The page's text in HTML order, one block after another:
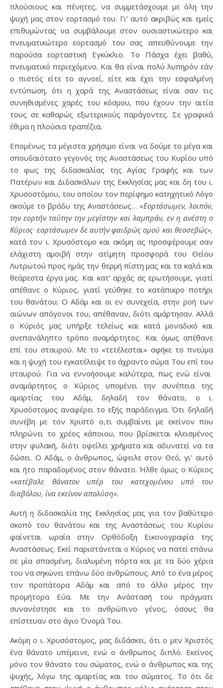
πλούσιους και πένητες, να συμμετάσχουμε με όλη την
ψυχή μας στον εορτασμό του. Γι’ αυτό ακριβώς και εμείς
επιθυμώντας να συμβάλουμε στον ουσιαστικώτερο και
πνευματικώτερο εορτασμό του σας απευθύνουμε την
παρούσα εορταστική Εγκύκλιο. Το Πάσχα έχει βαθύ,
πνευματικό περιεχόμενο. Και θα είναι πολύ λυπηρόν εάν
ο πιστός είτε το αγνοεί, είτε και έχει την εσφαλμένη
εντύπωση, ότι η χαρά της Αναστάσεως είναι σαν τις
συνηθισμένες χαρές του κόσμου, που έχουν την αιτία
τους σε καθαρώς εξωτερικούς παράγοντες. Σε γραφικά
έθιμα η πλούσια τραπέζια.
Επομένως τα μέγιστα χρήσιμο είναι να δούμε το μέγα και
σπουδαιότατο γεγονός της Αναστάσεως του Κυρίου υπό
το φως της διδασκαλίας της Αγίας Γραφής και των
Πατέρων και Διδασκάλων της Εκκλησίας μας και δη του ι.
Χρυσοστόμου, του οποίου τον περίφημο κατηχητικό Λόγο
ακούμε το βράδυ της Αναστάσεως… «Εορτάσωμεν, λοιπόν,
την εορτήν ταύτην την μεγίστην και λαμπράν, εν η ανέστη ο
Κύριοςˑ εορτάσωμεν δε αυτήν φαιδρώς ομού και θεοσεβώς»,
κατά τον ι. Χρυσόστομο και ακόμη ας προσφέρουμε σαν
ελάχιστη αμοιβή στην ατίμητη προσφορά του Θείου
Λυτρωτού προς ημάς την θερμή πίστη μας και τα καλά και
θεάρεστα έργα μας. Και κατ’ αρχάς ας ερωτήσουμε, γιατί
απέθανε ο Κύριος, γιατί γεύθηκε το κατάπικρο ποτήρι
του θανάτου; Ο Αδάμ και οι εν συνεχεία, στην ροή των
αιώνων απόγονοι του, απέθαναν, διότι αμάρτησαν. Αλλά
ο Κύριός μας υπήρξε τελείως και κατά μοναδικό και
ανεπανάληπτο τρόπο αναμάρτητος. Και όμως απέθανε
επί του σταυρού. Με το «τετέλεσται» αφήκε το πνεύμα
και η ψυχή του εγκατέλειψε το άχραντο σώμα Του επί του
σταυρού. Για να εννοήσουμε καλύτερα, πως ενώ είναι
αναμάρτητος ο Κύριος υπομένει την συνέπεια της
αμαρτίας του Αδάμ, δηλαδή τον θάνατο, ο ι.
Χρυσόστομος αναφέρει το εξής παράδειγμα. Ότι δηλαδή
συνέβη με τον Χριστό ο,τι συμβαίνει με εκείνον που
πληρώνει το χρέος κάποιου, που βρίσκεται κλεισμένος
στην φυλακή, διότι οφείλει χρήματα και αδυνατεί να τα
δώσει. Ο Αδάμ, ο άνθρωπος, ώφειλε στον Θεό, γι’ αυτό
και ήτο παραδομένος στον θάνατο. Ήλθε όμως ο Κύριος
«κατέβαλε θάνατον υπέρ του κατεχομένου υπό του
διαβόλου, ίνα εκείνον απολύση».
Αυτή η διδασκαλία της Εκκλησίας μας για τον βαθύτερο
σκοπό του θανάτου και της Αναστάσεως του Κυρίου
φαίνεται ωραία στην Ορθόδοξη Εικονογραφία της
Αναστάσεως. Εκεί παριστάνεται ο Κύριος να πατεί επάνω
σε μία σπασμένη, διαλυμένη πόρτα και με τα δύο χέρια
του να σηκώνει επάνω δύο ανθρώπους. Από το ένα μέρος
τον προπάτορα Αδάμ και από το άλλο μέρος την
προμήτορα Εύα. Με την Ανάστασή του πράγματι
συνανέστησε και το ανθρώπινο γένος, όσους θα
επίστευαν στο άγιο Όνομά Του.
Ακόμη ο ι. Χρυσόστομος, μας διδάσκει, ότι ο μεν Χριστός
ένα θάνατο υπέμεινε, ενώ ο άνθρωπος διπλό. Εκείνος
μόνο τον θάνατο του σώματος, ενώ ο άνθρωπος και της
ψυχής, λόγω της αμαρτίας και του σώματος. Το ότι δε